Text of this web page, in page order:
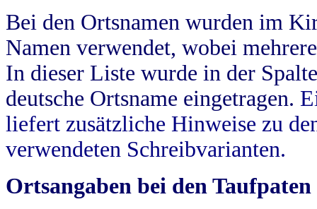
Bei den Ortsnamen wurden im
Namen verwendet, wobei
In dieser Liste wurde in der
deutsche Ortsname eingetragen.
liefert zusätzliche Hinweise zu
verwendeten Schreibvarianten.
Ortsangaben bei den Taufpaten